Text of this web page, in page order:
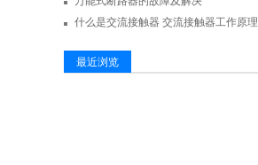
什么是交流接触器 交流接触器工作原理
最近浏览